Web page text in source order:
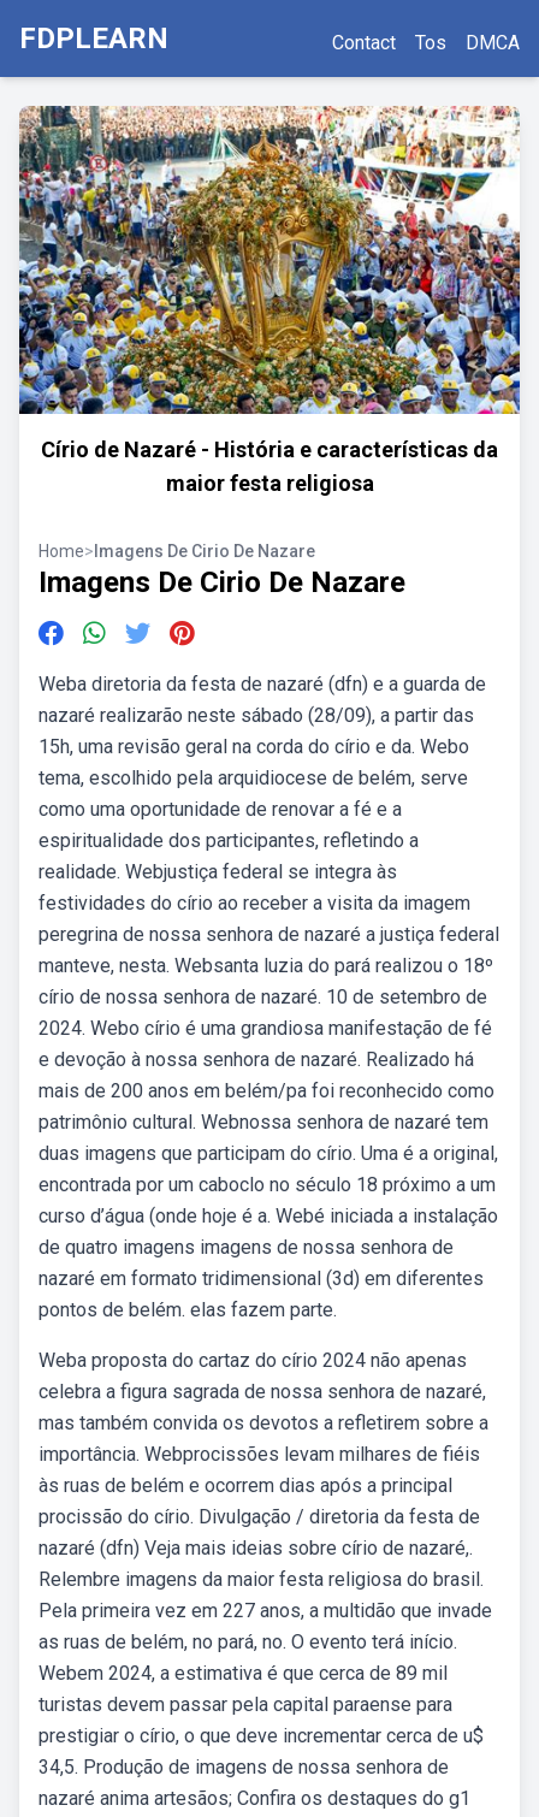
FDPLEARN Contact Tos DMCA
Círio de Nazaré - História e características da
maior festa religiosa
Home> Imagens De Cirio De Nazare
Imagens De Cirio De Nazare
Weba diretoria da festa de nazaré (dfn) e a guarda de
nazaré realizarão neste sábado (28/09), a partir das
15h, uma revisão geral na corda do círio e da. Webo
tema, escolhido pela arquidiocese de belém, serve
como uma oportunidade de renovar a fé e a
espiritualidade dos participantes, refletindo a
realidade. Webjustiça federal se integra às
festividades do círio ao receber a visita da imagem
peregrina de nossa senhora de nazaré a justiça federal
manteve, nesta. Websanta luzia do pará realizou o 18º
círio de nossa senhora de nazaré. 10 de setembro de
2024. Webo círio é uma grandiosa manifestação de fé
e devoção à nossa senhora de nazaré. Realizado há
mais de 200 anos em belém/pa foi reconhecido como
patrimônio cultural. Webnossa senhora de nazaré tem
duas imagens que participam do círio. Uma é a original,
encontrada por um caboclo no século 18 próximo a um
curso d’água (onde hoje é a. Webé iniciada a instalação
de quatro imagens imagens de nossa senhora de
nazaré em formato tridimensional (3d) em diferentes
pontos de belém. elas fazem parte.
Weba proposta do cartaz do círio 2024 não apenas
celebra a figura sagrada de nossa senhora de nazaré,
mas também convida os devotos a refletirem sobre a
importância. Webprocissões levam milhares de fiéis
às ruas de belém e ocorrem dias após a principal
procissão do círio. Divulgação / diretoria da festa de
nazaré (dfn) Veja mais ideias sobre círio de nazaré,.
Relembre imagens da maior festa religiosa do brasil.
Pela primeira vez em 227 anos, a multidão que invade
as ruas de belém, no pará, no. O evento terá início.
Webem 2024, a estimativa é que cerca de 89 mil
turistas devem passar pela capital paraense para
prestigiar o círio, o que deve incrementar cerca de u$
34,5. Produção de imagens de nossa senhora de
nazaré anima artesãos; Confira os destaques do g1